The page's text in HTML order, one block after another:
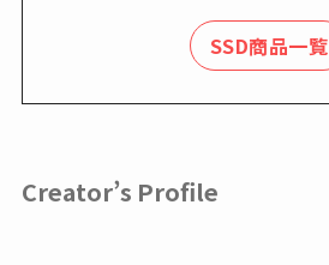
SSD商品一覧
Creator’s Profile